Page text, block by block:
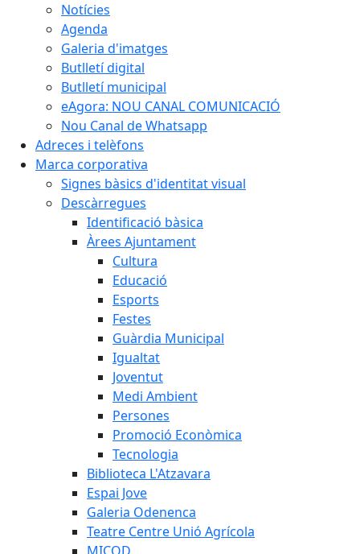
Notícies
Agenda
Galeria d'imatges
Butlletí digital
Butlletí municipal
eAgora: NOU CANAL COMUNICACIÓ
Nou Canal de Whatsapp
Adreces i telèfons
Marca corporativa
Signes bàsics d'identitat visual
Descàrregues
Identificació bàsica
Àrees Ajuntament
Cultura
Educació
Esports
Festes
Guàrdia Municipal
Igualtat
Joventut
Medi Ambient
Persones
Promoció Econòmica
Tecnologia
Biblioteca L'Atzavara
Espai Jove
Galeria Odenenca
Teatre Centre Unió Agrícola